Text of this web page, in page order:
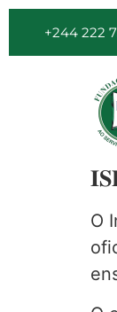
+244 222
O